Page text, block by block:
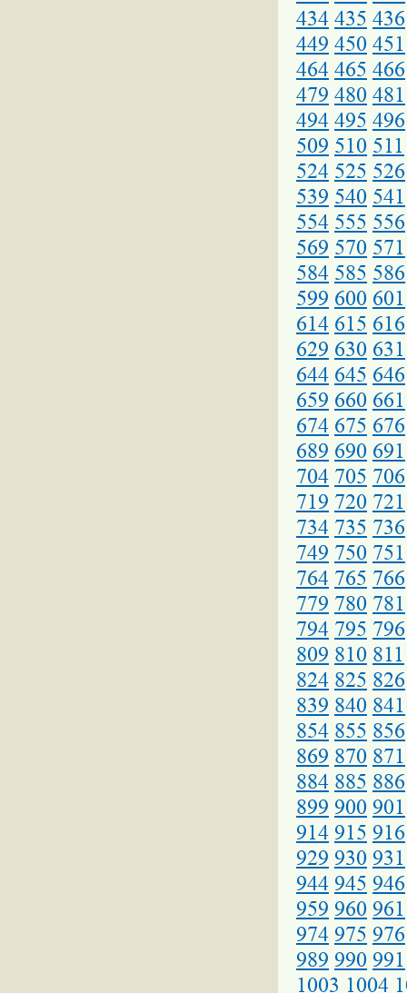
434 435 436
449 450 451
464 465 466
479 480 481
494 495 496
509 510 511
524 525 526
539 540 541
554 555 556
569 570 571
584 585 586
599 600 601
614 615 616
629 630 631
644 645 646
659 660 661
674 675 676
689 690 691
704 705 706
719 720 721
734 735 736
749 750 751
764 765 766
779 780 781
794 795 796
809 810 811
824 825 826
839 840 841
854 855 856
869 870 871
884 885 886
899 900 901
914 915 916
929 930 931
944 945 946
959 960 961
974 975 976
989 990 991
1003 1004